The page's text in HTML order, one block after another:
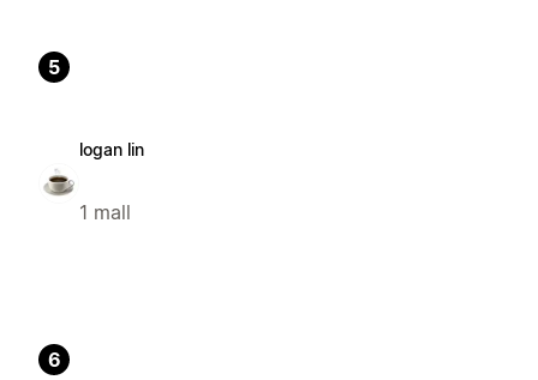
5
logan lin
1 mall
6